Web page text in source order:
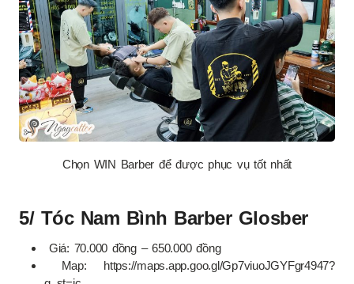
Chọn WIN Barber để được phục vụ tốt nhất
5/ Tóc Nam Bình Barber Glosber
Giá: 70.000 đồng – 650.000 đồng
Map: https://maps.app.goo.gl/Gp7viuoJGYFgr4947?